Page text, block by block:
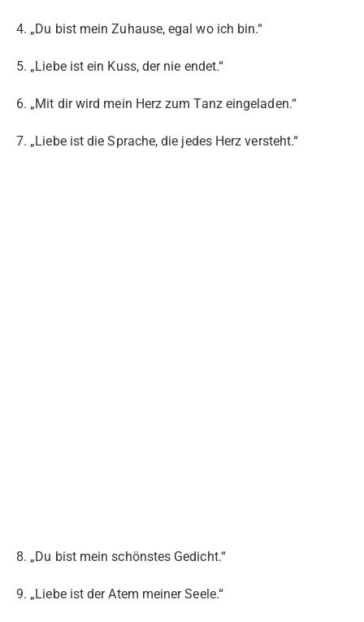
4. „Du bist mein Zuhause, egal wo ich bin.“
5. „Liebe ist ein Kuss, der nie endet.“
6. „Mit dir wird mein Herz zum Tanz eingeladen.“
7. „Liebe ist die Sprache, die jedes Herz versteht.“
8. „Du bist mein schönstes Gedicht.“
9. „Liebe ist der Atem meiner Seele.“